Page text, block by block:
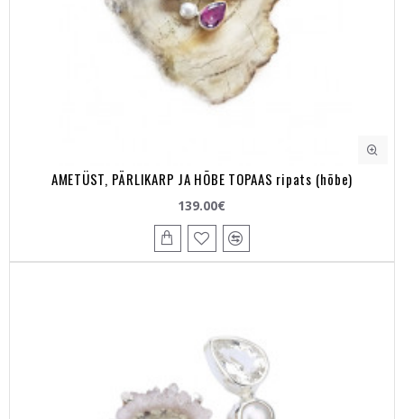
AMETÜST, PÄRLIKARP JA HÕBE TOPAAS ripats (hõbe)
139.00€